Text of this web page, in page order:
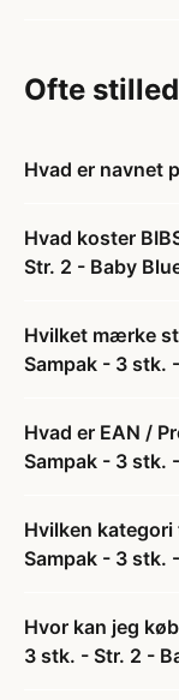
Ofte
Hvad er navnet
Hvad koster
Str. 2 - Baby
Hvilket mærke
Sampak - 3 stk.
Hvad er EAN /
Sampak - 3 stk.
Hvilken kategori
Sampak - 3 stk.
Hvor kan jeg
3 stk. - Str. 2 -